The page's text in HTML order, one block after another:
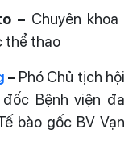
– Chuyên khoa
thể thao
– Phó Chủ tịch hội
Bệnh viện đa
bào gốc BV Vạn